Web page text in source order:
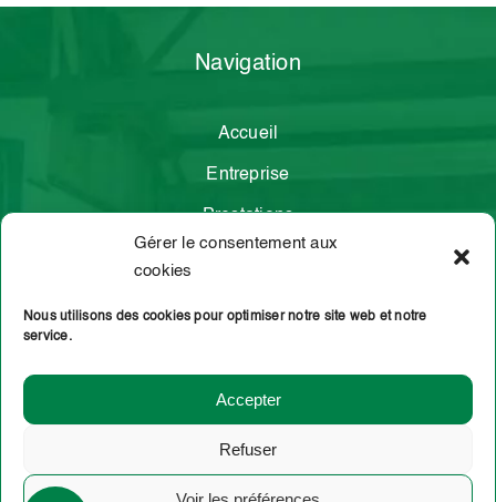
Gérer le consentement aux
cookies
Nous utilisons des cookies pour optimiser notre site web et notre
service.
Accepter
Refuser
Navigation
Accueil
Entreprise
Prestations